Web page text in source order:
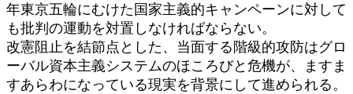
年東京五輪にむけた国家主義的キャンペーンに対して
も批判の運動を対置しなければならない。
改憲阻止を結節点とした、当面する階級的攻防はグロ
ーバル資本主義システムのほころびと危機が、ますま
すあらわになっている現実を背景にして進められる。